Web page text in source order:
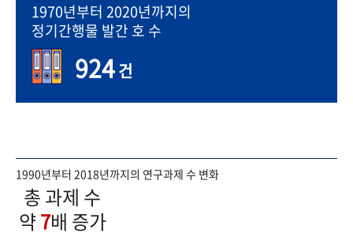
1970년부터 2020년까지의
정기간행물 발간 호 수
924건
1990년부터 2018년까지의 연구과제 수 변화
총 과제 수
약7배 증가